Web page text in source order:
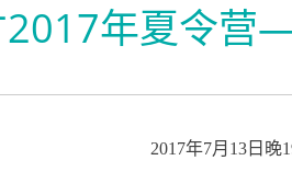
2017年夏令
2017年7月13日晚